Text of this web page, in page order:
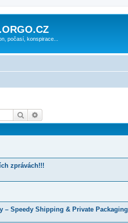
počasí, konspirace...
Hledat
zprávách!!!
– Speedy Shipping & Private Packaging